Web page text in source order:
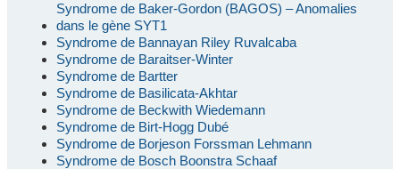
Syndrome de Baker-Gordon (BAGOS) – Anomalies
dans le gène SYT1
Syndrome de Bannayan Riley Ruvalcaba
Syndrome de Baraitser-Winter
Syndrome de Bartter
Syndrome de Basilicata-Akhtar
Syndrome de Beckwith Wiedemann
Syndrome de Birt-Hogg Dubé
Syndrome de Borjeson Forssman Lehmann
Syndrome de Bosch Boonstra Schaaf